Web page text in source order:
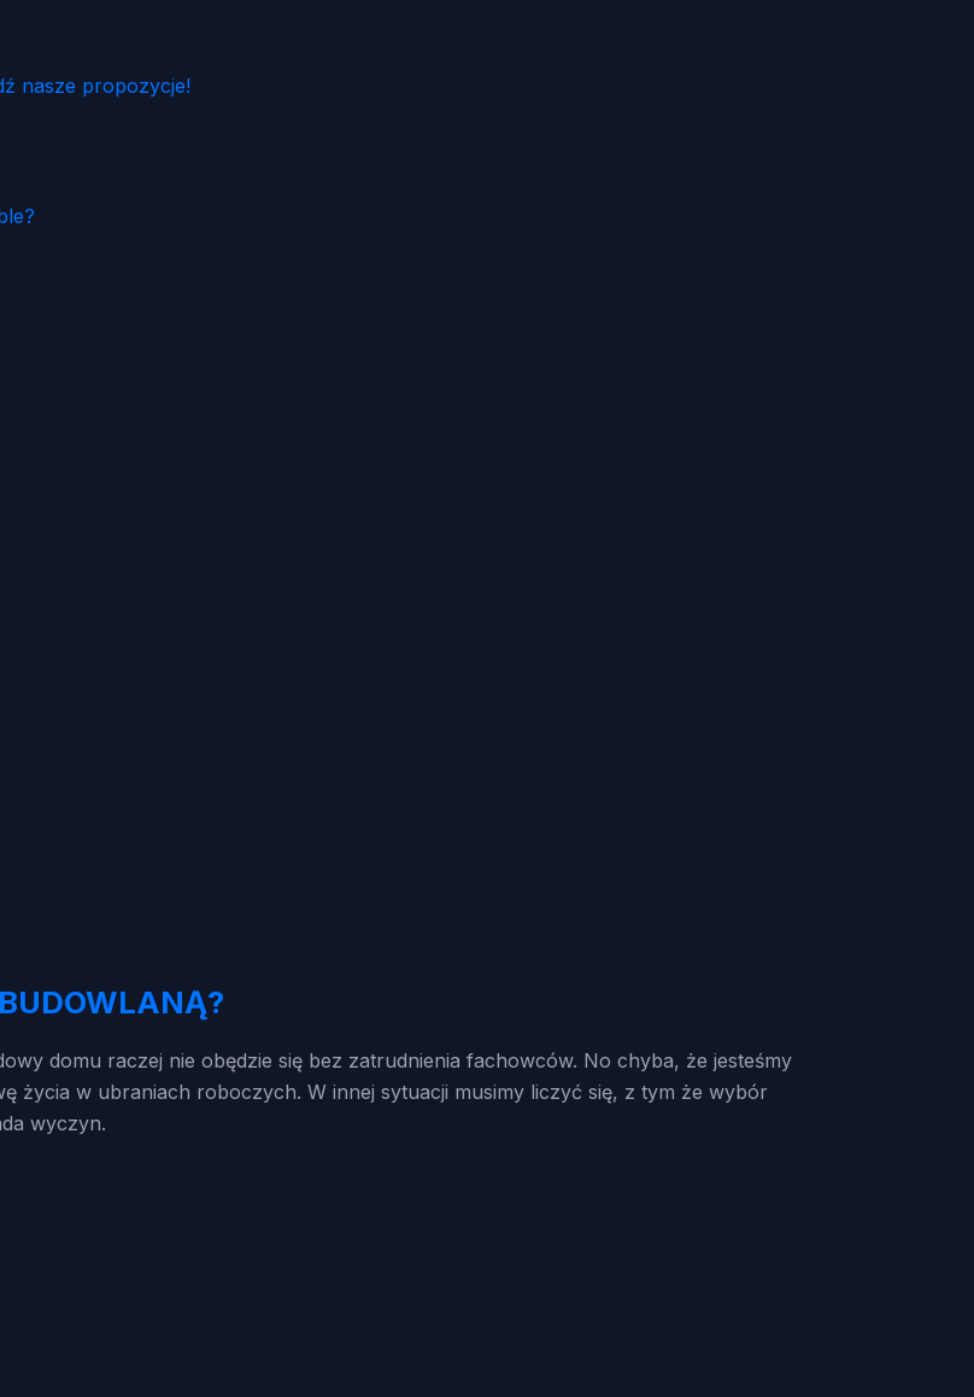
nasze propozycje!
domu raczej nie obędzie się bez zatrudnienia fachowców. No chyba, że jesteśmy
życia w ubraniach roboczych. W innej sytuacji musimy liczyć się, z tym że wybór
wyczyn.